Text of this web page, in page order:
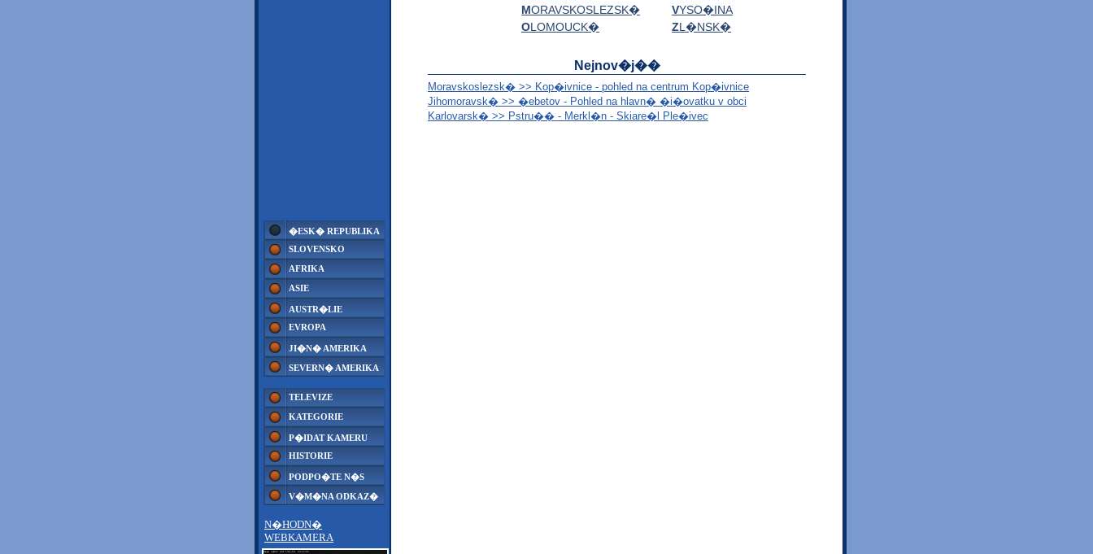
�ESK� REPUBLIKA
SLOVENSKO
AFRIKA
ASIE
AUSTR�LIE
EVROPA
JI�N� AMERIKA
SEVERN� AMERIKA
TELEVIZE
KATEGORIE
P�IDAT KAMERU
HISTORIE
PODPO�TE N�S
V�M�NA ODKAZ�
N�HODN�
WEBKAMERA
VYSO�INA
ZL�NSK�
MORAVSKOSLEZSK�
OLOMOUCK�
Nejnov�j��
Moravskoslezsk� >> Kop�ivnice - pohled na centrum Kop�ivnice
Jihomoravsk� >> �ebetov - Pohled na hlavn� �i�ovatku v obci
Karlovarsk� >> Pstru�� - Merkl�n - Skiare�l Ple�ivec